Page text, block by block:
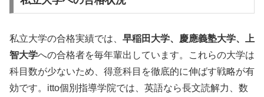
私立大学の合格実績では、 早稲田大学、慶應義塾大学、上
智大学への合格者を毎年輩出しています。これらの大学は
科目数が少ないため、得意科目を徹底的に伸ばす戦略が有
効です。itto個別指導学院では、英語なら長文読解力、数